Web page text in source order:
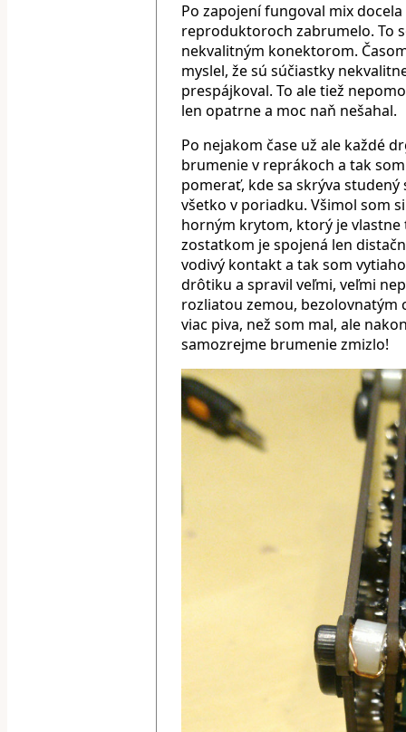
Po zapojení fungoval mix
reproduktoroch zabrumelo. To
nekvalitným konektorom.
myslel, že sú súčiastky
prespájkoval. To ale tiež
len opatrne a moc naň nešahal.
Po nejakom čase už ale každé
brumenie v reprákoch a tak
pomerať, kde sa skrýva
všetko v poriadku. Všimol som
horným krytom, ktorý je vlastne
zostatkom je spojená len
vodivý kontakt a tak som
drôtiku a spravil veľmi, veľmi
rozliatou zemou, bezolovnatým
viac piva, než som mal, ale
samozrejme brumenie zmizlo!